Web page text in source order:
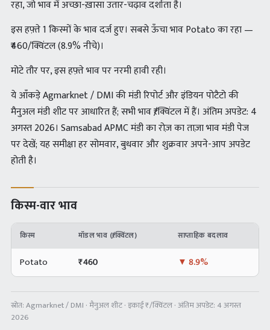
रहा, जो भाव में अच्छा-ख़ासा उतार-चढ़ाव दर्शाता है।
इस हफ़्ते 1 किस्मों के भाव दर्ज हुए। सबसे ऊँचा भाव Potato का रहा —
₹460/क्विंटल (8.9% नीचे)।
मोटे तौर पर, इस हफ़्ते भाव पर नरमी हावी रही।
ये आँकड़े Agmarknet / DMI की मंडी रिपोर्ट और इंडियन पोटैटो की
मैनुअल मंडी शीट पर आधारित हैं; सभी भाव ₹/क्विंटल में हैं। अंतिम अपडेट: 4
अगस्त 2026। Samsabad APMC मंडी का रोज़ का ताज़ा भाव मंडी पेज
पर देखें; यह समीक्षा हर सोमवार, बुधवार और शुक्रवार अपने-आप अपडेट
होती है।
किस्म-वार भाव
किस्म मॉडल भाव (₹/क्विंटल) साप्ताहिक बदलाव
Potato ₹460 ▼ 8.9%
स्रोत:Agmarknet / DMI · मैनुअल शीट· इकाई ₹/क्विंटल · अंतिम अपडेट: 4 अगस्त
2026